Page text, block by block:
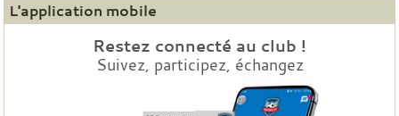
L'application mobile
Restez connecté au club !
Suivez, participez, échangez